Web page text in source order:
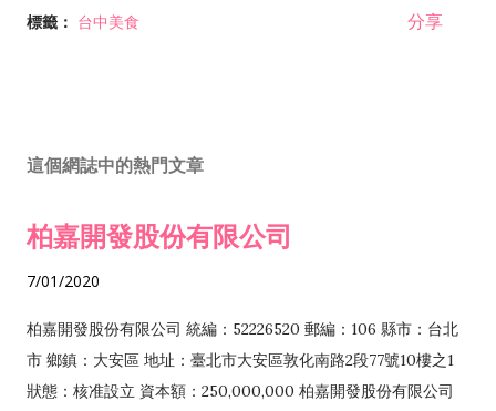
標籤： 台中美食 分享
這個網誌中的熱門文章
柏嘉開發股份有限公司
7/01/2020
柏嘉開發股份有限公司 統編：52226520 郵編：106 縣市：台北
市 鄉鎮：大安區 地址：臺北市大安區敦化南路2段77號10樓之1
狀態：核准設立 資本額：250,000,000 柏嘉開發股份有限公司